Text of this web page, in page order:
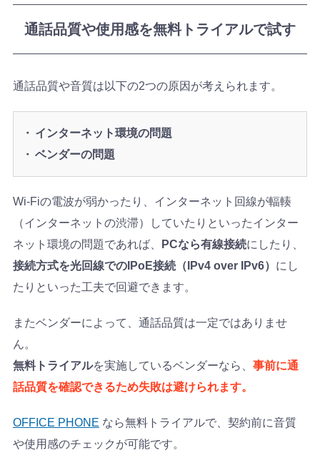
通話品質や使用感を無料トライアルで試す
通話品質や音質は以下の2つの原因が考えられます。
インターネット環境の問題
ベンダーの問題
Wi-Fiの電波が弱かったり、インターネット回線が輻輳
（インターネットの渋滞）していたりといったインター
ネット環境の問題であれば、
PCなら有線接続にしたり、
接続方式を光回線でのIPoE接続（IPv4 over IPv6） にし
たりといった工夫で回避できます。
またベンダーによって、通話品質は一定ではありませ
ん。
無料トライアルを実施しているベンダーなら、 事前に通
話品質を確認できるため失敗は避けられます。
OFFICE PHONE なら無料トライアルで、契約前に音質
や使用感のチェックが可能です。